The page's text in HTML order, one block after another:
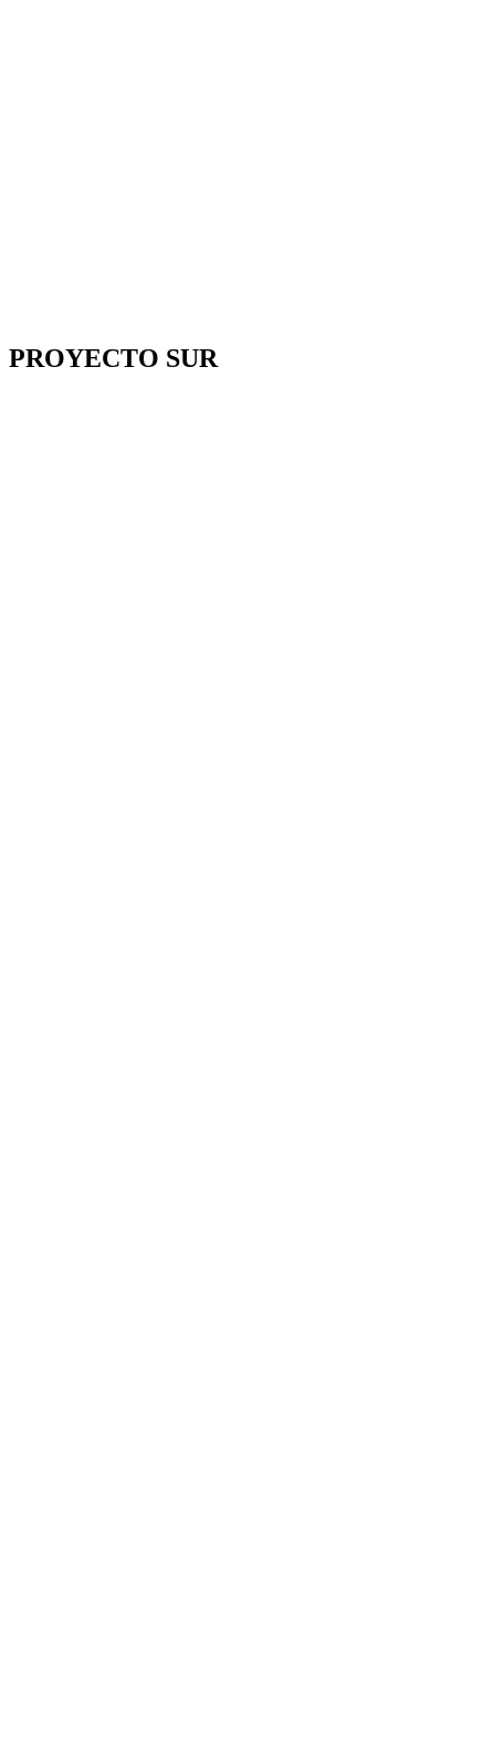
PROYECTO SUR